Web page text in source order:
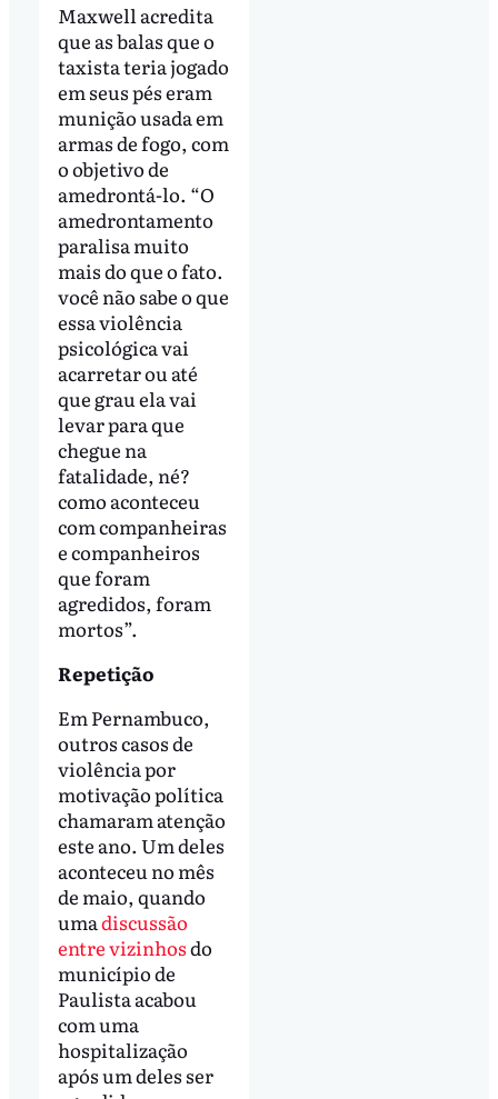
Maxwell acredita
que as balas que o
taxista teria jogado
em seus pés eram
munição usada em
armas de fogo, com
o objetivo de
amedrontá-lo. “O
amedrontamento
paralisa muito
mais do que o fato.
você não sabe o que
essa violência
psicológica vai
acarretar ou até
que grau ela vai
levar para que
chegue na
fatalidade, né?
como aconteceu
com companheiras
e companheiros
que foram
agredidos, foram
mortos”.
Repetição
Em Pernambuco,
outros casos de
violência por
motivação política
chamaram atenção
este ano. Um deles
aconteceu no mês
de maio, quando
umadiscussão
entre vizinhosdo
município de
Paulista acabou
com uma
hospitalização
após um deles ser